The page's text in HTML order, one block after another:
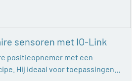
sensoren met IO-Link
positieopnemer met een
Hij ideaal voor toepassingen…